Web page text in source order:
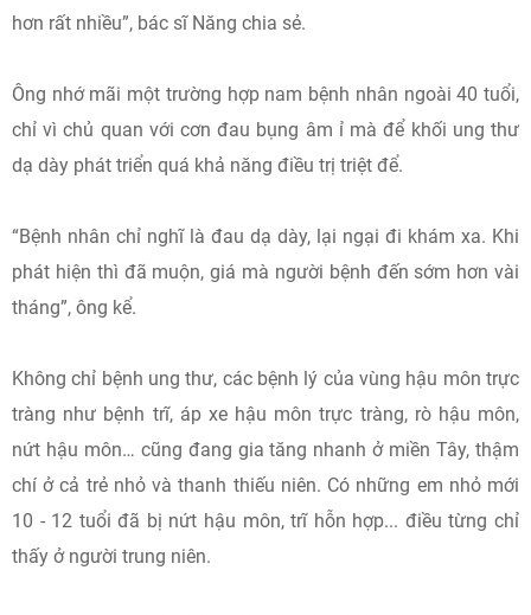
hơn rất nhiều”, bác sĩ Năng chia sẻ.
Ông nhớ mãi một trường hợp nam bệnh nhân ngoài 40 tuổi,
chỉ vì chủ quan với cơn đau bụng âm ỉ mà để khối ung thư
dạ dày phát triển quá khả năng điều trị triệt để.
“Bệnh nhân chỉ nghĩ là đau dạ dày, lại ngại đi khám xa. Khi
phát hiện thì đã muộn, giá mà người bệnh đến sớm hơn vài
tháng”, ông kể.
Không chỉ bệnh ung thư, các bệnh lý của vùng hậu môn trực
tràng như bệnh trĩ, áp xe hậu môn trực tràng, rò hậu môn,
nứt hậu môn… cũng đang gia tăng nhanh ở miền Tây, thậm
chí ở cả trẻ nhỏ và thanh thiếu niên. Có những em nhỏ mới
10 - 12 tuổi đã bị nứt hậu môn, trĩ hỗn hợp... điều từng chỉ
thấy ở người trung niên.